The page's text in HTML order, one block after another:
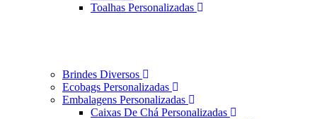
Toalhas Personalizadas
Brindes Diversos
Ecobags Personalizadas
Embalagens Personalizadas
Caixas De Chá Personalizadas